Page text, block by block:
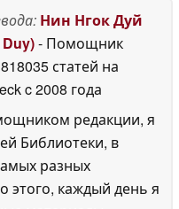
Нин Нгок Дуй
- Помощник
статей на
c 2008 года
редакции, я
Библиотеки, в
разных
этого, каждый день я